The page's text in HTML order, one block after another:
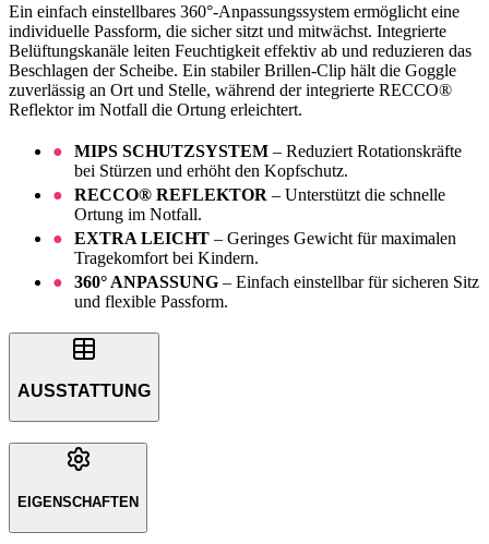
Ein einfach einstellbares 360°-Anpassungssystem ermöglicht eine
individuelle Passform, die sicher sitzt und mitwächst. Integrierte
Belüftungskanäle leiten Feuchtigkeit effektiv ab und reduzieren das
Beschlagen der Scheibe. Ein stabiler Brillen-Clip hält die Goggle
zuverlässig an Ort und Stelle, während der integrierte RECCO®
Reflektor im Notfall die Ortung erleichtert.
MIPS SCHUTZSYSTEM – Reduziert Rotationskräfte
bei Stürzen und erhöht den Kopfschutz.
RECCO® REFLEKTOR – Unterstützt die schnelle
Ortung im Notfall.
EXTRA LEICHT – Geringes Gewicht für maximalen
Tragekomfort bei Kindern.
360° ANPASSUNG – Einfach einstellbar für sicheren Sitz
und flexible Passform.
AUSSTATTUNG
EIGENSCHAFTEN